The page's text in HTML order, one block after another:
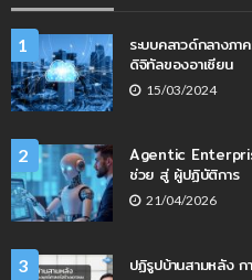
1
ระบบคลาวด์กลางภ
ดิจิทัลของอาเซียน
15/03/2024
2
Agentic
ช่วย สู่ ผู้ปฏิบัติการ
21/04/2026
3 ปฏิรูปบ้านสามหลัง ก